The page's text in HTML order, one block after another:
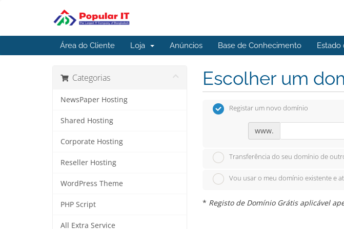
Área do Cliente Loja Anúncios Base de Conhecimento Estado
Categorias
NewsPaper Hosting
Shared Hosting
Corporate Hosting
Reseller Hosting
WordPress Theme
PHP Script
All Extra Service
Escolher um
Registar um novo domínio
www.
Transferência do seu domínio de
Vou usar o meu domínio existente e
* Registo de Domínio Grátis aplicável